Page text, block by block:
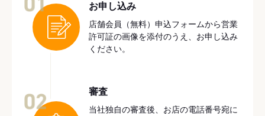
お申し込み
店舗会員（無料）申込フォームから営業
許可証の画像を添付のうえ、お申し込み
ください。
審査
当社独自の審査後、お店の電話番号宛に